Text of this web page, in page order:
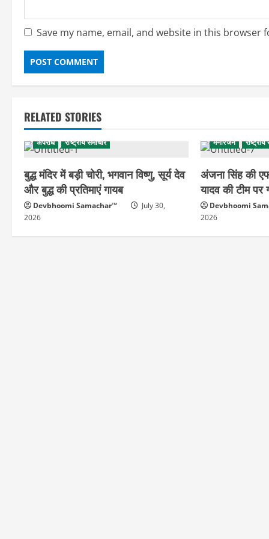
Save my name, email, and website in this browser
RELATED STORIES
अपराध राष्ट्रीय समाचार
बुद्ध मंदिर में बड़ी चोरी, भगवान विष्णु, सूर्य देव
और बुद्ध की प्रतिमाएं गायब
Devbhoomi Samachar™
July 30,
2026
मनोरंजन राष्ट्रीय
अंजना सिंह की
यादव की टीम पर
Devbhoomi
2026